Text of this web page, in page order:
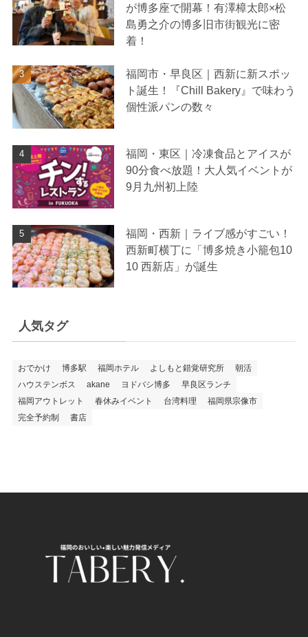
が博多座で開幕！有澤樟太郎×松
島勇之介の博多旧市街観光に密
着！
福岡市・早良区｜西新に新スポッ
ト誕生！『Chill Bakery』で味わう
個性派パンの数々
福岡・東区｜冷凍食品とアイスが
90分食べ放題！大人気イベントが
9月九州初上陸
福岡・西新｜ライブ感がすごい！
西新町横丁に「博多焼き小籠包10
10 西新店」が誕生
人気タグ
おでかけ 博多駅 福岡ホテル よしもと錯覚研究所
朝活
ハウステンボス
akane ヨドバシ博多
早良区ランチ
福岡アウトレット
春休みイベント 台湾料理
福岡県宗像市
完全予約制
書店